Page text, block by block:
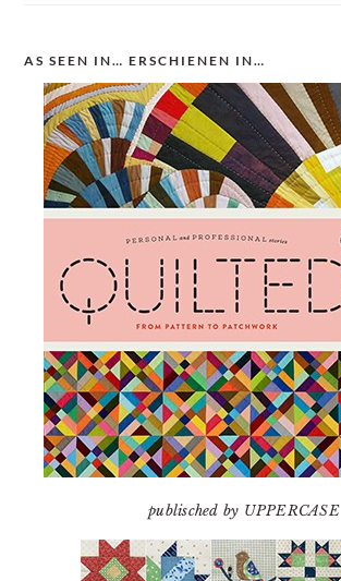
AS SEEN IN… ERSCHIENEN IN…
publisched by UPPERCASE